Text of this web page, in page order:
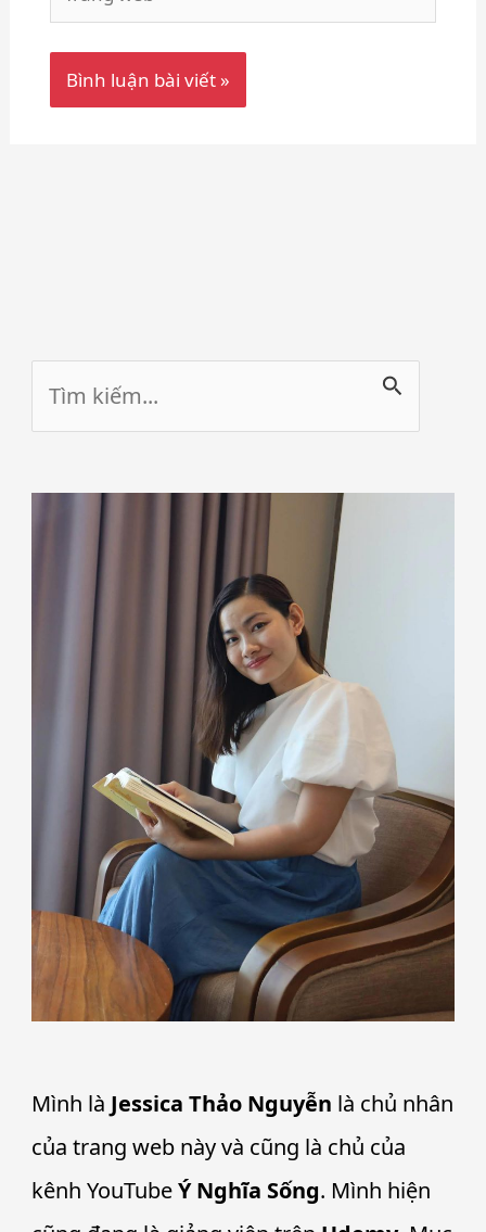
web
Tìm
kiếm:
Mình là Jessica Thảo Nguyễn là chủ nhân
của trang web này và cũng là chủ của
kênh YouTubeÝ Nghĩa Sống. Mình hiện